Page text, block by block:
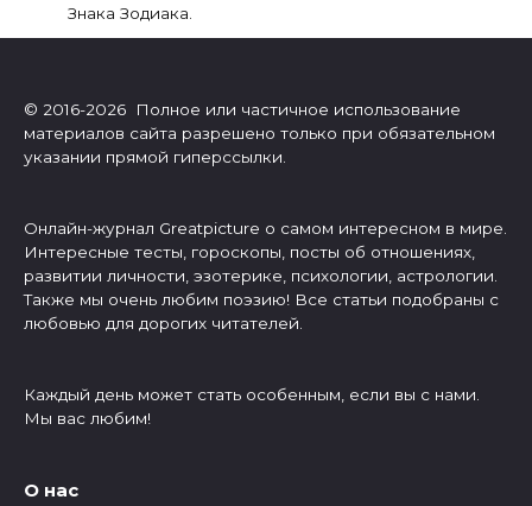
Знака Зодиака.
© 2016-2026 Полное или частичное использование
материалов сайта разрешено только при обязательном
указании прямой гиперссылки.
Онлайн-журнал Greatpicture о самом интересном в мире.
Интересные тесты, гороскопы, посты об отношениях,
развитии личности, эзотерике, психологии, астрологии.
Также мы очень любим поэзию! Все статьи подобраны с
любовью для дорогих читателей.
Каждый день может стать особенным, если вы с нами.
Мы вас любим!
О нас